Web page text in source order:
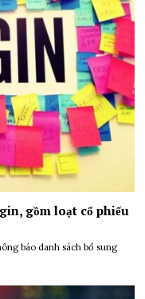
gồm loạt cổ phiếu
báo danh sách bổ sung